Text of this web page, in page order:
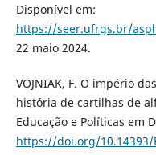
Disponível em:
https://seer.ufrgs.br/
22 maio 2024.
VOJNIAK, F. O império
história de cartilhas de
Educação e Políticas em
https://doi.org/10.14393/